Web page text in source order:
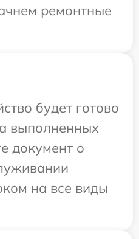
ремонтные
будет готово
выполненных
документ о
на все виды